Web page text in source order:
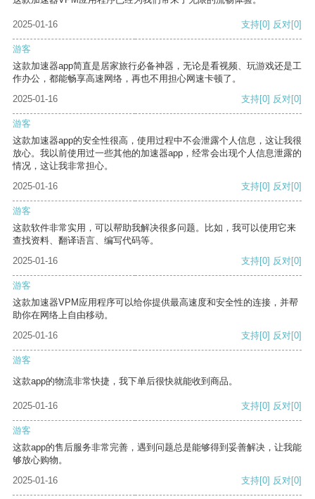
2025-01-16 支持[0] 反对[0]
游客
这款加速器app简直是居家旅行必备神器，无论是看视频、玩游戏还是工
作办公，都能畅享高速网络，再也不用担心网速卡顿了。
2025-01-16
支持[0] 反对[0]
游客
这款加速器app的安全性很高，使用过程中不会泄露个人信息，这让我很
放心。我以前使用过一些其他的加速器app，经常会出现个人信息泄露的
情况，这让我非常担心。
2025-01-16
支持[0] 反对[0]
游客
这款软件非常实用，可以帮助我解决很多问题。比如，我可以使用它来
查找资料、翻译语言、编写代码等。
2025-01-16
支持[0] 反对[0]
游客
这款加速器VPM应用程序可以给你提供最高速度和安全性的连接，并帮
助你在网络上自由移动。
2025-01-16
支持[0] 反对[0]
游客
这款app的物流非常快捷，我下单后很快就能收到商品。
2025-01-16 支持[0] 反对[0]
游客
这款app的售后服务非常完善，遇到问题总是能够得到妥善解决，让我能
够放心购物。
2025-01-16
支持[0] 反对[0]